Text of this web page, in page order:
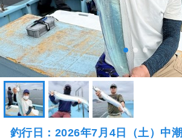
釣行日：2026年7月4日（土）中潮